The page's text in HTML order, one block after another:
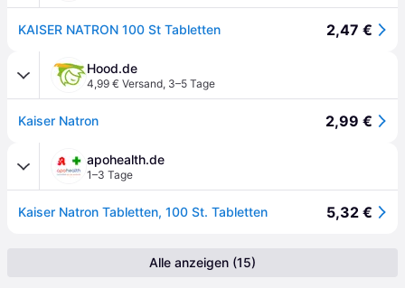
KAISER NATRON 100 St Tabletten 2,47 €
Hood.de
4,99 € Versand, 3–5 Tage
Kaiser Natron 2,99 €
apohealth.de
1–3 Tage
Kaiser Natron Tabletten, 100 St. Tabletten 5,32 €
Alle anzeigen (15)